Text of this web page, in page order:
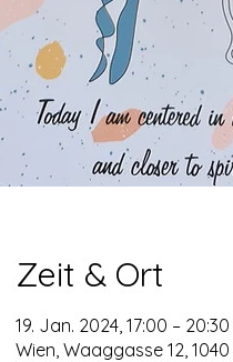
Zeit & Ort
19. Jan. 2024, 17:00 – 20:30
Wien, Waaggasse 12,